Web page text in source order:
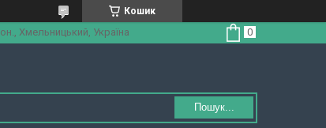
Кошик
Хмельницький, Україна
Пошук...